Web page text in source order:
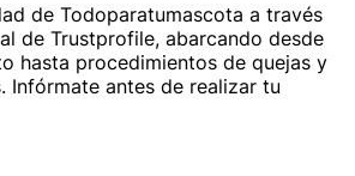
de Todoparatumascota a través
de Trustprofile, abarcando desde
hasta procedimientos de quejas y
Infórmate antes de realizar tu